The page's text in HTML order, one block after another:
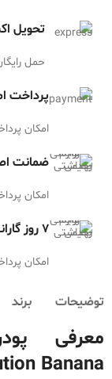
تحویل
حمل رایگان
پرداخت
امکان
ضمانت
امکان
7 روز گارانتی بازگشت وجه
امکان
توضیحات برند
معرفی
Banana